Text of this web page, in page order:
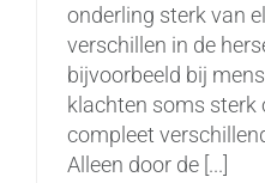
onderling sterk van
verschillen in de
bijvoorbeeld bij
klachten soms sterk
compleet
Alleen door de [...]